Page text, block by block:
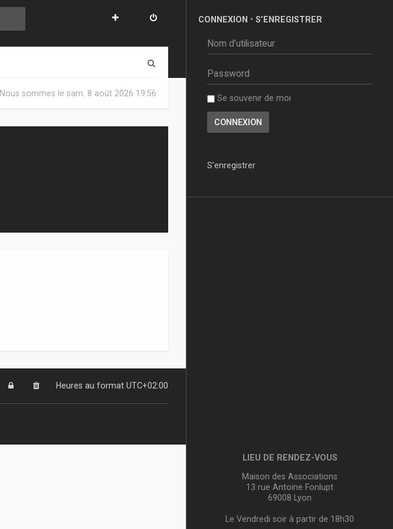
Nous sommes le sam. 8 août 2026 19:56
Heures au format UTC+02:00
CONNEXION • S’ENREGISTRER
Se souvenir de moi
S’enregistrer
LIEU DE RENDEZ-VOUS
Maison des Associations
13 rue Antoine Fonlupt
69008 Lyon
Le Vendredi soir à partir de 18h30